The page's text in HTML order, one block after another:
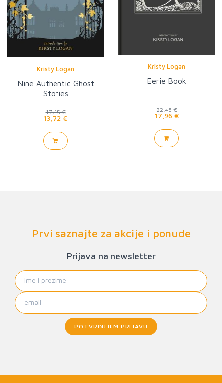
Kristy Logan
Nine Authentic Ghost
Stories
17,15 €
13,72 €
Kristy Logan
Eerie Book
22,45 €
17,96 €
Prvi saznajte za akcije i ponude
Prijava na newsletter
POTVRĐUJEM PRIJAVU